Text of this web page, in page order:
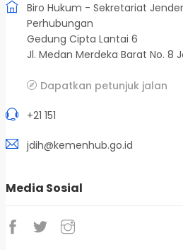
Biro Hukum - Sekretariat
Perhubungan
Gedung Cipta Lantai 6
Jl. Medan Merdeka Barat No. 8
Dapatkan petunjuk jalan
+21 151
jdih@kemenhub.go.id
Media Sosial